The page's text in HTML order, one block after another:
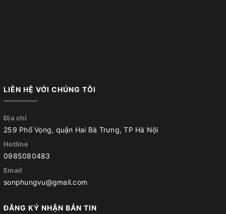
LIÊN HỆ VỚI CHÚNG TÔI
Địa chỉ
259 Phố Vọng, quận Hai Bà Trưng, TP Hà Nội
Hotline
0985080483
Email
sonphungvu@gmail.com
ĐĂNG KÝ NHẬN BẢN TIN